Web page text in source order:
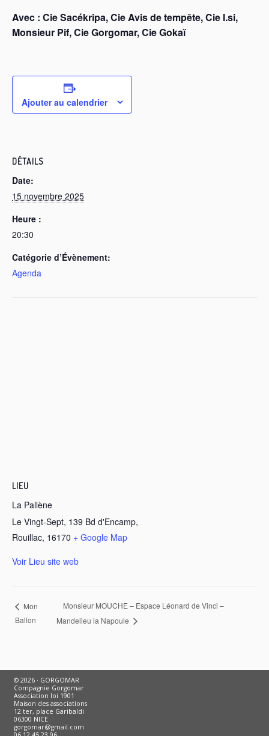
Avec : Cie Sacékripa, Cie Avis de tempête, Cie I.si,
Monsieur Pif, Cie Gorgomar, Cie Gokaï
Ajouter au calendrier
DÉTAILS
Date:
15 novembre 2025
Heure :
20:30
Catégorie d’Évènement:
Agenda
LIEU
La Pallène
Le Vingt-Sept, 139 Bd d'Encamp,
Rouillac, 16170 + Google Map
Voir Lieu site web
Mon
Ballon
Monsieur MOUCHE – Espace Léonard de Vinci –
Mandelieu la Napoule
© 2026 · GORGOMAR
Compagnie Gorgomar
Association loi 1901
Maison des associations
12 ter, place Garibaldi
06300 NICE
gorgomar@gmail.com